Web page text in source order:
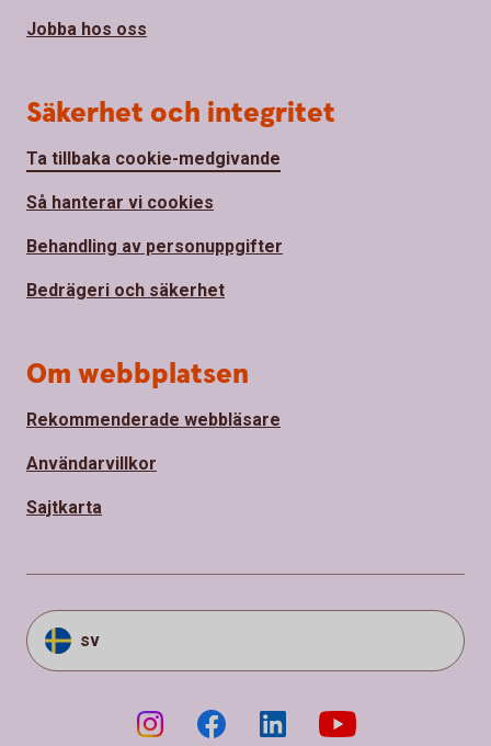
Jobba hos oss
Säkerhet och integritet
Ta tillbaka cookie-medgivande
Så hanterar vi cookies
Behandling av personuppgifter
Bedrägeri och säkerhet
Om webbplatsen
Rekommenderade webbläsare
Användarvillkor
Sajtkarta
sv